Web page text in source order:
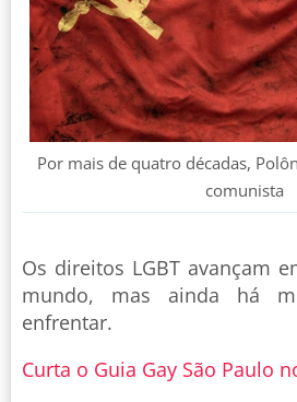
Por mais de quatro décadas,
comunista
Os direitos LGBT avançam
mundo, mas ainda há
enfrentar.
Curta o Guia Gay São Paulo